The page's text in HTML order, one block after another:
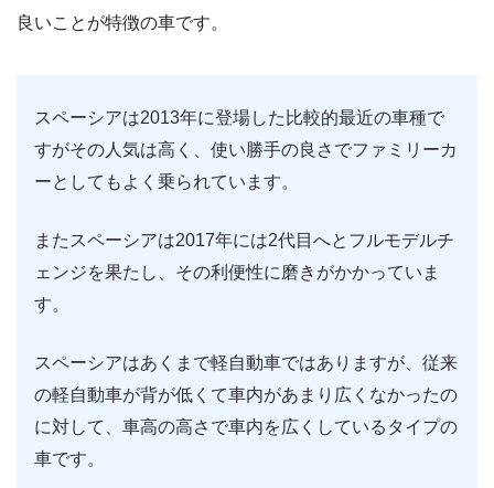
良いことが特徴の車です。
スペーシアは2013年に登場した比較的最近の車種で
すがその人気は高く、使い勝手の良さでファミリーカ
ーとしてもよく乗られています。
またスペーシアは2017年には2代目へとフルモデルチ
ェンジを果たし、その利便性に磨きがかかっていま
す。
スペーシアはあくまで軽自動車ではありますが、従来
の軽自動車が背が低くて車内があまり広くなかったの
に対して、車高の高さで車内を広くしているタイプの
車です。